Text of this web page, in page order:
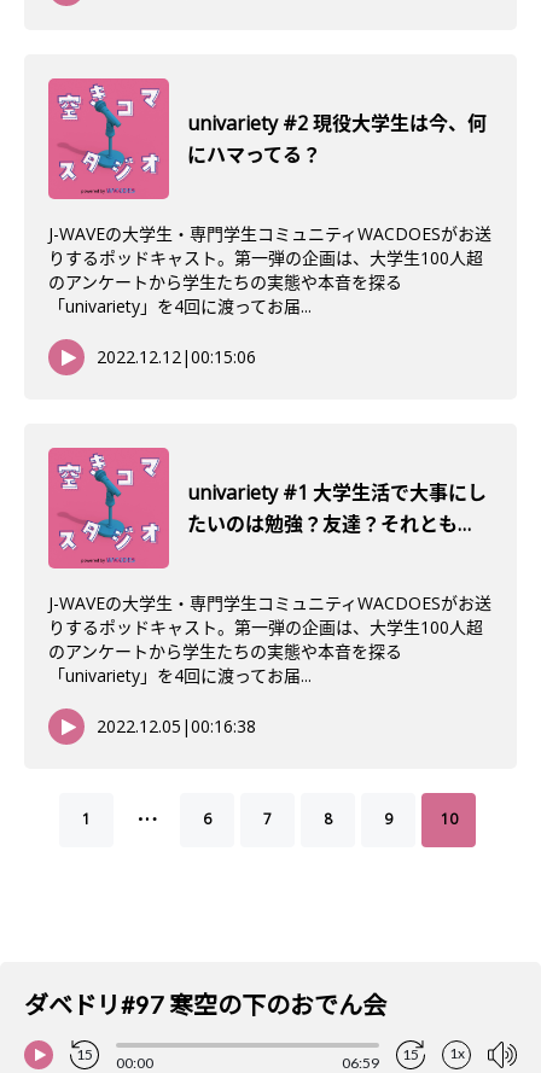
univariety #2 現役大学生は今、何
にハマってる？
J-WAVEの大学生・専門学生コミュニティWACDOESがお送
りするポッドキャスト。第一弾の企画は、大学生100人超
のアンケートから学生たちの実態や本音を探る
「univariety」を4回に渡ってお届...
2022.12.12|00:15:06
univariety #1 大学生活で大事にし
たいのは勉強？友達？それとも…
J-WAVEの大学生・専門学生コミュニティWACDOESがお送
りするポッドキャスト。第一弾の企画は、大学生100人超
のアンケートから学生たちの実態や本音を探る
「univariety」を4回に渡ってお届...
2022.12.05 |00:16:38
1 … 6 7 8 9 10
ダベドリ#97 寒空の下のおでん会
15 00:00 06:59 15 1x